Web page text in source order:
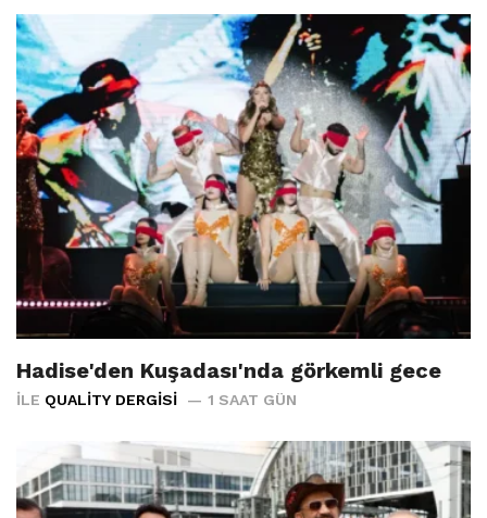
Hadise'den Kuşadası'nda görkemli gece
İLE QUALITY DERGISI 1 SAAT GÜN